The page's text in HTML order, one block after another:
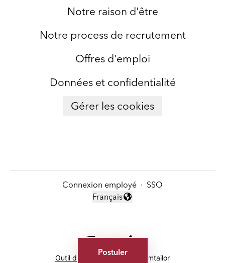
Postuler
Notre raison d'être
Notre process de recrutement
Offres d'emploi
Données et confidentialité
Gérer les cookies
Connexion employé · SSO
Changer la langue
Français
Outil de recrutementde Teamtailor